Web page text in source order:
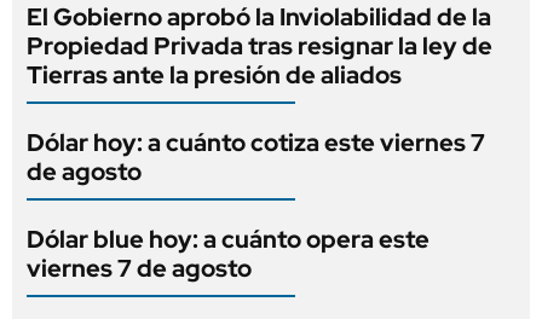
El Gobierno aprobó la Inviolabilidad de la
Propiedad Privada tras resignar la ley de
Tierras ante la presión de aliados
Dólar hoy: a cuánto cotiza este viernes 7
de agosto
Dólar blue hoy: a cuánto opera este
viernes 7 de agosto